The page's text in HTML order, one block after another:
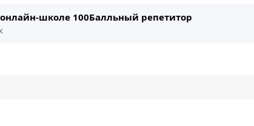
онлайн-школе 100Балльный репетитор